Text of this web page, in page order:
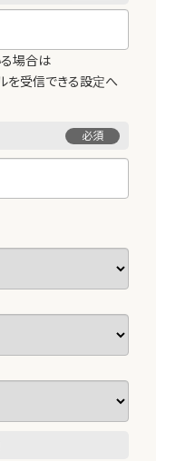
場合は
を受信できる設定へ
必須